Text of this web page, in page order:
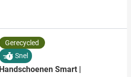
Gerecycled
Snel
Handschoenen Smart |